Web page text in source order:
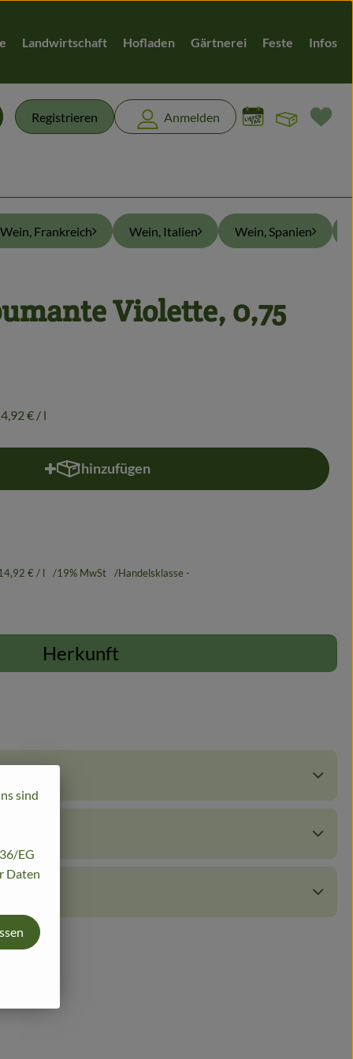
Landwirtschaft Hofladen Gärtnerei Feste Infos
Registrieren Anmelden
Wein, Frankreich Wein, Italien Wein, Spanien
Violette, 0,75
€ / l
hinzufügen
Produkt zum Warenkorb hinzufügen
€ / l 19% MwSt Handelsklasse -
Herkunft
sind
EG
Daten